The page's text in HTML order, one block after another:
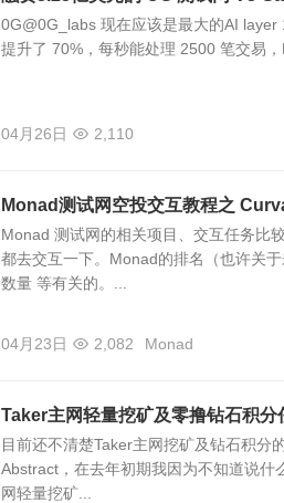
0G@0G_labs 现在应该是最大的AI
提升了 70%，每秒能处理 2500 笔交易
04月26日 2,110
Monad测试网空投交互教程之
Monad 测试网的相关项目、交互任务比
都去交互一下。Monad的排名（也许关
数量 等有关的。...
04月23日 2,082 Monad
Taker主网轻量挖矿及零撸钻石积分
目前还不清楚Taker主网挖矿及钻石积分
Abstract，在去年初期我因为不知道说什
网轻量挖矿...